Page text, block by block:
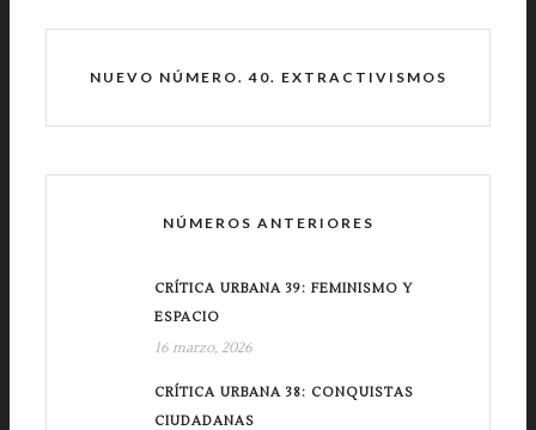
NUEVO NÚMERO. 40. EXTRACTIVISMOS
NÚMEROS ANTERIORES
CRÍTICA URBANA 39: FEMINISMO Y
ESPACIO
16 marzo, 2026
CRÍTICA URBANA 38: CONQUISTAS
CIUDADANAS